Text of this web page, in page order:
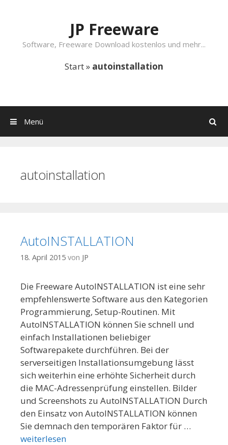
JP Freeware
Software, Freeware Download kostenlos und mehr...
Start» autoinstallation
Suchen
Menü
autoinstallation
AutoINSTALLATION
18. April 2015 von JP
Die Freeware AutoINSTALLATION ist eine sehr
empfehlenswerte Software aus den Kategorien
Programmierung, Setup-Routinen. Mit
AutoINSTALLATION können Sie schnell und
einfach Installationen beliebiger
Softwarepakete durchführen. Bei der
serverseitigen Installationsumgebung lässt
sich weiterhin eine erhöhte Sicherheit durch
die MAC-Adressenprüfung einstellen. Bilder
und Screenshots zu AutoINSTALLATION Durch
den Einsatz von AutoINSTALLATION können
Sie demnach den temporären Faktor für …
weiterlesen